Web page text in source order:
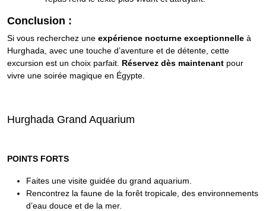
Conclusion :
Si vous recherchez une expérience nocturne exceptionnelle à
Hurghada, avec une touche d’aventure et de détente, cette
excursion est un choix parfait. Réservez dès maintenant pour
vivre une soirée magique en Égypte.
Hurghada Grand Aquarium
POINTS FORTS
Faites une visite guidée du grand aquarium.
Rencontrez la faune de la forêt tropicale, des environnements
d’eau douce et de la mer.